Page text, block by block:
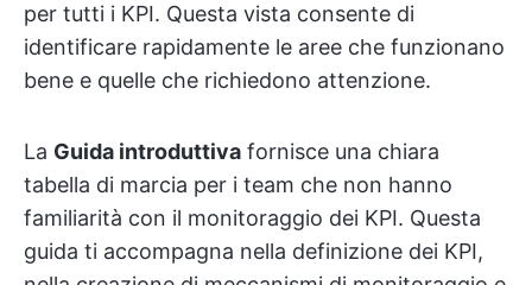
per tutti i KPI. Questa vista consente di
identificare rapidamente le aree che funzionano
bene e quelle che richiedono attenzione.
La Guida introduttiva fornisce una chiara
tabella di marcia per i team che non hanno
familiarità con il monitoraggio dei KPI. Questa
guida ti accompagna nella definizione dei KPI,